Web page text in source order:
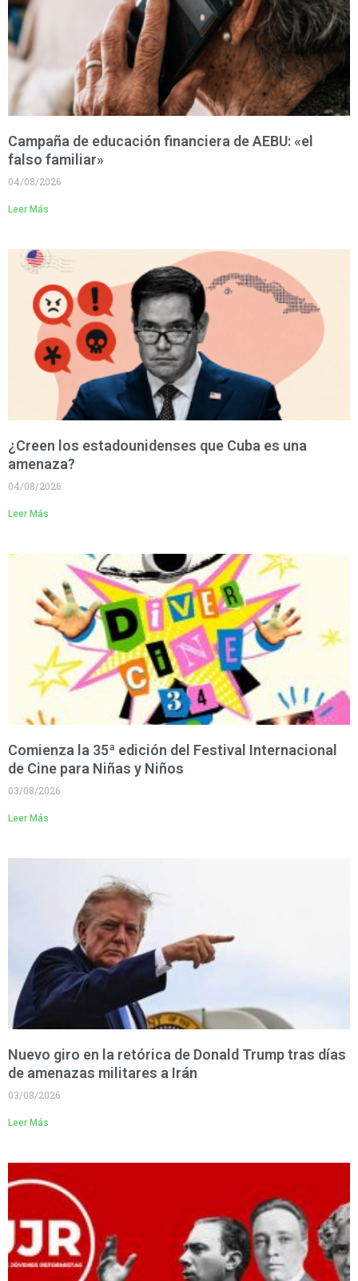
Campaña de educación financiera de AEBU: «el
falso familiar»
04/08/2026
Leer Más
¿Creen los estadounidenses que Cuba es una
amenaza?
04/08/2026
Leer Más
Comienza la 35ª edición del Festival Internacional
de Cine para Niñas y Niños
03/08/2026
Leer Más
Nuevo giro en la retórica de Donald Trump tras días
de amenazas militares a Irán
03/08/2026
Leer Más